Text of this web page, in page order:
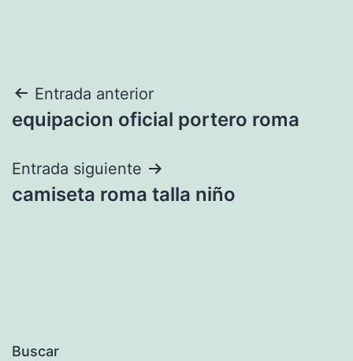
Navegación
de
entradas
Entrada anterior
equipacion oficial portero roma
Entrada siguiente
camiseta roma talla niño
Buscar